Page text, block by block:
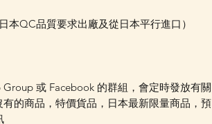
本QC品質要求出廠及從日本平行進口）
或 Facebook 的群組，會定時發放有關
的商品，特價貨品，日本最新限量商品，預